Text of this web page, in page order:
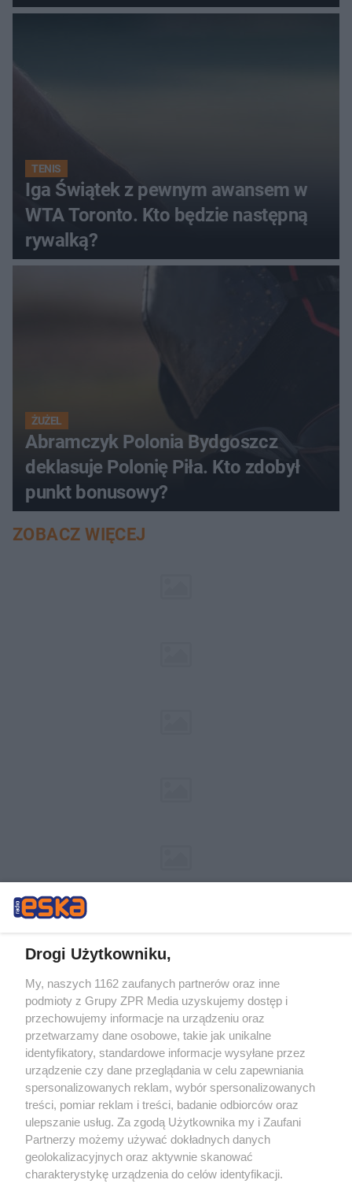
TENIS
Iga Świątek z pewnym awansem w
WTA Toronto. Kto będzie następną
rywalką?
ŻUŻEL
Abramczyk Polonia Bydgoszcz
deklasuje Polonię Piła. Kto zdobył
punkt bonusowy?
ZOBACZ WIĘCEJ
Żaden utwór zamieszczony w serwisie nie może być powielany i
rozpowszechniany lub dalej rozpowszechniany w jakikolwiek sposób (w
tym także elektroniczny lub mechaniczny) na jakimkolwiek polu
eksploatacji w jakiejkolwiek formie, włącznie z umieszczaniem w
Internecie bez pisemnej zgody właściciela praw. Jakiekolwiek użycie lub
wykorzystanie utworów w całości lub w części z naruszeniem prawa,
tzn. bez właściwej zgody, jest zabronione pod groźbą kary i może być
ścigane prawnie.
Drogi Użytkowniku,
My, naszych 1162 zaufanych partnerów oraz inne
podmioty z Grupy ZPR Media uzyskujemy dostęp i
przechowujemy informacje na urządzeniu oraz
przetwarzamy dane osobowe, takie jak unikalne
identyfikatory, standardowe informacje wysyłane przez
urządzenie czy dane przeglądania w celu zapewniania
spersonalizowanych reklam, wybór spersonalizowanych
treści, pomiar reklam i treści, badanie odbiorców oraz
ulepszanie usług. Za zgodą Użytkownika my i Zaufani
Partnerzy możemy używać dokładnych danych
geolokalizacyjnych oraz aktywnie skanować
charakterystykę urządzenia do celów identyfikacji.